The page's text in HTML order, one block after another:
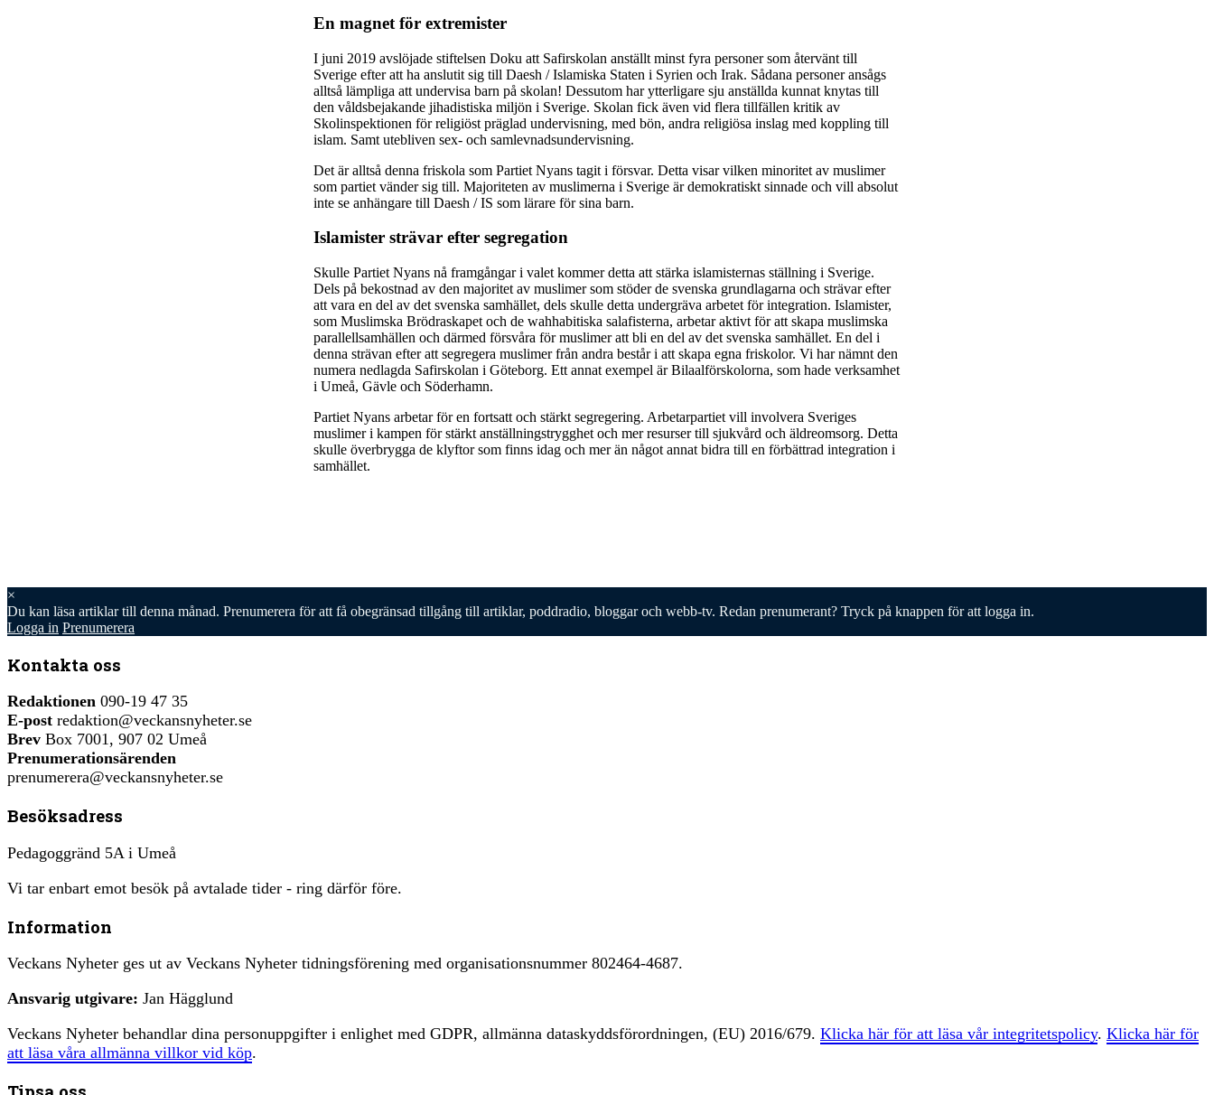
En magnet för extremister
I juni 2019 avslöjade stiftelsen Doku att Safirskolan anställt minst fyra personer som återvänt till
Sverige efter att ha anslutit sig till Daesh / Islamiska Staten i Syrien och Irak. Sådana personer ansågs
alltså lämpliga att undervisa barn på skolan! Dessutom har ytterligare sju anställda kunnat knytas till
den våldsbejakande jihadistiska miljön i Sverige. Skolan fick även vid flera tillfällen kritik av
Skolinspektionen för religiöst präglad undervisning, med bön, andra religiösa inslag med koppling till
islam. Samt utebliven sex- och samlevnadsundervisning.
Det är alltså denna friskola som Partiet Nyans tagit i försvar. Detta visar vilken minoritet av muslimer
som partiet vänder sig till. Majoriteten av muslimerna i Sverige är demokratiskt sinnade och vill absolut
inte se anhängare till Daesh / IS som lärare för sina barn.
Islamister strävar efter segregation
Skulle Partiet Nyans nå framgångar i valet kommer detta att stärka islamisternas ställning i Sverige.
Dels på bekostnad av den majoritet av muslimer som stöder de svenska grundlagarna och strävar efter
att vara en del av det svenska samhället, dels skulle detta undergräva arbetet för integration. Islamister,
som Muslimska Brödraskapet och de wahhabitiska salafisterna, arbetar aktivt för att skapa muslimska
parallellsamhällen och därmed försvåra för muslimer att bli en del av det svenska samhället. En del i
denna strävan efter att segregera muslimer från andra består i att skapa egna friskolor. Vi har nämnt den
numera nedlagda Safirskolan i Göteborg. Ett annat exempel är Bilaalförskolorna, som hade verksamhet
i Umeå, Gävle och Söderhamn.
Partiet Nyans arbetar för en fortsatt och stärkt segregering. Arbetarpartiet vill involvera Sveriges
muslimer i kampen för stärkt anställningstrygghet och mer resurser till sjukvård och äldreomsorg. Detta
skulle överbrygga de klyftor som finns idag och mer än något annat bidra till en förbättrad integration i
samhället.
×
Du kan läsa artiklar till denna månad. Prenumerera för att få obegränsad tillgång till artiklar, poddradio, bloggar och webb-tv. Redan prenumerant? Tryck på knappen för att logga in.
Logga in Prenumerera
Kontakta oss
Redaktionen 090-19 47 35
E-post redaktion@veckansnyheter.se
Brev Box 7001, 907 02 Umeå
Prenumerationsärenden
prenumerera@veckansnyheter.se
Besöksadress
Pedagoggränd 5A i Umeå
Vi tar enbart emot besök på avtalade tider - ring därför före.
Information
Veckans Nyheter ges ut av Veckans Nyheter tidningsförening med organisationsnummer 802464-4687.
Ansvarig utgivare: Jan Hägglund
Veckans Nyheter behandlar dina personuppgifter i enlighet med GDPR, allmänna dataskyddsförordningen, (EU) 2016/679. Klicka här för att läsa vår integritetspolicy. Klicka här för
att läsa våra allmänna villkor vid köp.